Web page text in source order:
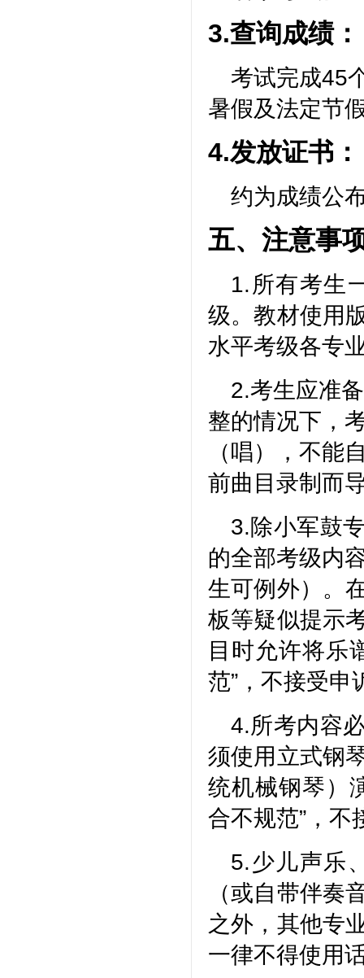
3.查询成绩：
考试完成45
暑假及法定节
4.发放证书：
约为成绩公
五、 注意事
1.所有考生
级。教材使用
水平考级各专
2.考生应准
整的情况下，
（唱），不能
前曲目录制而
3.除小军鼓
的全部考级内
生可例外）。
板等疑似提示
目时允许将乐
范”，不接受申
4.所考内容
须使用立式钢
统机械钢琴）
合不规范”，不
5.少儿声乐
（或自带伴奏
之外，其他专
一律不得使用